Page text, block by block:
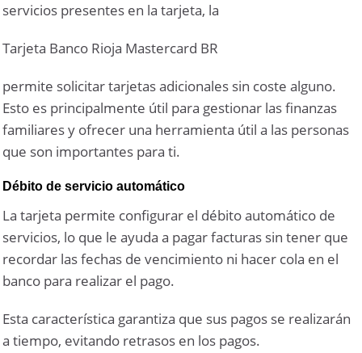
servicios presentes en la tarjeta, la
Tarjeta Banco Rioja Mastercard BR
permite solicitar tarjetas adicionales sin coste alguno.
Esto es principalmente útil para gestionar las finanzas
familiares y ofrecer una herramienta útil a las personas
que son importantes para ti.
Débito de servicio automático
La tarjeta permite configurar el débito automático de
servicios, lo que le ayuda a pagar facturas sin tener que
recordar las fechas de vencimiento ni hacer cola en el
banco para realizar el pago.
Esta característica garantiza que sus pagos se realizarán
a tiempo, evitando retrasos en los pagos.